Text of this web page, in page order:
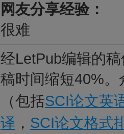
网友分享经验：
很难
经LetPub编辑的
稿时间缩短40%
（包括SCI论文英
译 ， SCI论文格式